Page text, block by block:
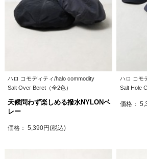
ハロ コモディティ/halo commodity
Salt Over Beret（全2色）
天候問わず楽しめる撥水NYLONベ
レー
価格： 5,390円(税込)
ハロ コモ
Salt Hole
価格：